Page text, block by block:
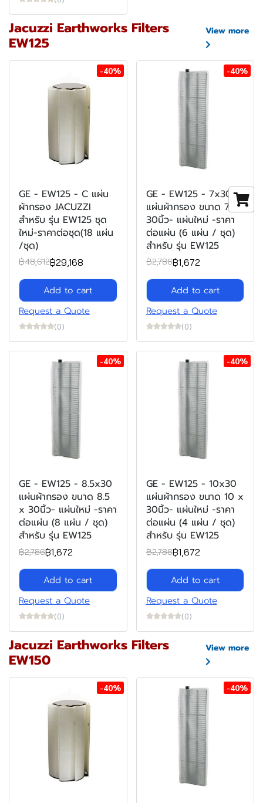
Jacuzzi Earthworks Filters
EW125
View more
-40%
GE - EW125 - C แผ่น
ผ้ากรอง JACUZZI
สำหรับ รุ่น EW125 ชุด
ใหม่-ราคาต่อชุด(18 แผ่น
/ชุด)
฿48,612฿29,168
Add to cart
Request a Quote
(0)
-40%
GE - EW125 - 7x30
แผ่นผ้ากรอง ขนาด 7 x
30นิ้ว- แผ่นใหม่ -ราคา
ต่อแผ่น (6 แผ่น / ชุด)
สำหรับ รุ่น EW125
฿2,786฿1,672
Add to cart
Request a Quote
(0)
-40%
GE - EW125 - 8.5x30
แผ่นผ้ากรอง ขนาด 8.5
x 30นิ้ว- แผ่นใหม่ -ราคา
ต่อแผ่น (8 แผ่น / ชุด)
สำหรับ รุ่น EW125
฿2,786฿1,672
Add to cart
Request a Quote
(0)
-40%
GE - EW125 - 10x30
แผ่นผ้ากรอง ขนาด 10 x
30นิ้ว- แผ่นใหม่ -ราคา
ต่อแผ่น (4 แผ่น / ชุด)
สำหรับ รุ่น EW125
฿2,786฿1,672
Add to cart
Request a Quote
(0)
Jacuzzi Earthworks Filters
EW150
View more
-40% -40%